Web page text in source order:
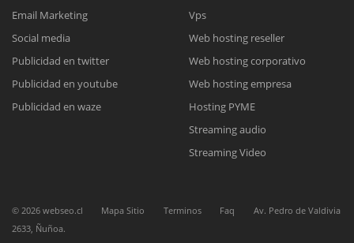
Reunión online
Nuestros ejecutivos le enviarán un correo electrónico con el enlace a
Meet para la reunión online.
Cotización
Complete el formulario y nos contactaremos a la brevedad.
Chat Online
para enviarnos un correo electrónico con sus datos personales.
Email Marketing
Social media
Publicidad en twitter
Publicidad en youtube
Publicidad en waze
Vps
Web hosting reseller
Web hosting corporativo
Web hosting empresa
Hosting PYME
Streaming audio
Streaming Video
© 2026 webseo.cl Mapa Sitio Terminos Faq
Av. Pedro de Valdivia
2633, Ñuñoa.